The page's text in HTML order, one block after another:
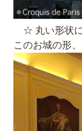
☆ 丸い形状
このお城の形